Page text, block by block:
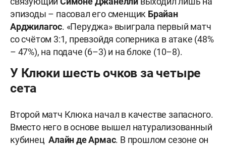
эпизоды – пасовал его сменщик Брайан
Арджилагос. «Перуджа» выиграла первый матч
со счётом 3:1, превзойдя соперника в атаке (48%
– 47%), на подаче (6–3) и на блоке (10–8).
У Клюки шесть очков за четыре
сета
Второй матч Клюка начал в качестве запасного.
Вместо него в основе вышел натурализованный
кубинецАлайн де Армас. В прошлом сезоне он